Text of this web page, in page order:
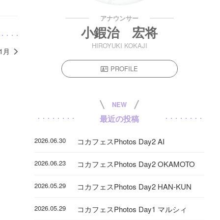
月
アナウンサー
小鍜治 宏将
HIROYUKI KOKAJI
PROFILE
NEW
最近の投稿
2026.06.30 コカフェスPhotos Day2 AI
2026.06.23 コカフェスPhotos Day2 OKAMOTO
2026.05.29 コカフェスPhotos Day2 HAN-KUN
2026.05.29 コカフェスPhotos Day1 マルシィ